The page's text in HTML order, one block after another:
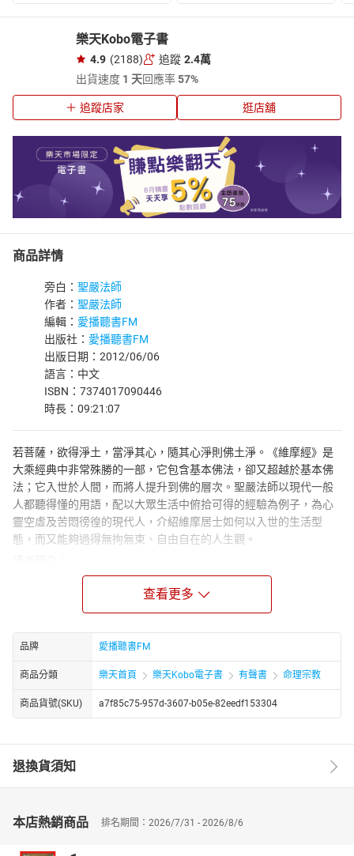
樂天Kobo電子書
4.9 (2188) 追蹤 2.4萬
出貨速度 1 天回應率57%
追蹤店家 逛店舖
商品詳情
旁白： 聖嚴法師
作者： 聖嚴法師
編輯： 愛播聽書FM
出版社： 愛播聽書FM
出版日期：2012/06/06
語言：中文
ISBN：7374017090446
時長：09:21:07
若菩薩，欲得淨土，當淨其心，隨其心淨則佛土淨。《維摩經》是
大乘經典中非常殊勝的一部，它包含基本佛法，卻又超越於基本佛
法；它入世於人間，而將人提升到佛的層次。聖嚴法師以現代一般
人都聽得懂的用語，配以大眾生活中俯拾可得的經驗為例子，為心
靈空虛及苦悶徬徨的現代人，介紹維摩居士如何以入世的生活型
態，而又能夠過得無拘無束、自由自在的人生觀。
于少年出家為沙彌，法名常進。1949年，因戰亂還俗，於1960年再
度於東初法師門下，剃度出家，法名聖嚴，法號慧空，承繼臨濟宗
與曹洞宗法脈。此外，又在靈源法師門下，承繼臨濟宗法脈，法名
知剛，法號惟柔。赴日本留學，獲得日本立正大學的博士學位，是
臺灣第一位赴日本攻讀博士並順利完成所有學分的華裔出家師父。
在東初法師過世後，承繼為農禪寺住持，並開創臺灣佛教宗派法鼓
山，法鼓山的弟子尊稱為『聖嚴師父』，而各地華人則稱「聖嚴大
師」。
02維摩經生活-02
03維摩經生活-03
05維摩經生活-05
查看更多
品牌 愛播聽書FM
商品分類 樂天首頁 樂天Kobo電子書 有聲書 命理宗教
商品貨號(SKU) a7f85c75-957d-3607-b05e-82eedf153304
退換貨須知
本店熱銷商品 排名期間：2026/7/31 - 2026/8/6